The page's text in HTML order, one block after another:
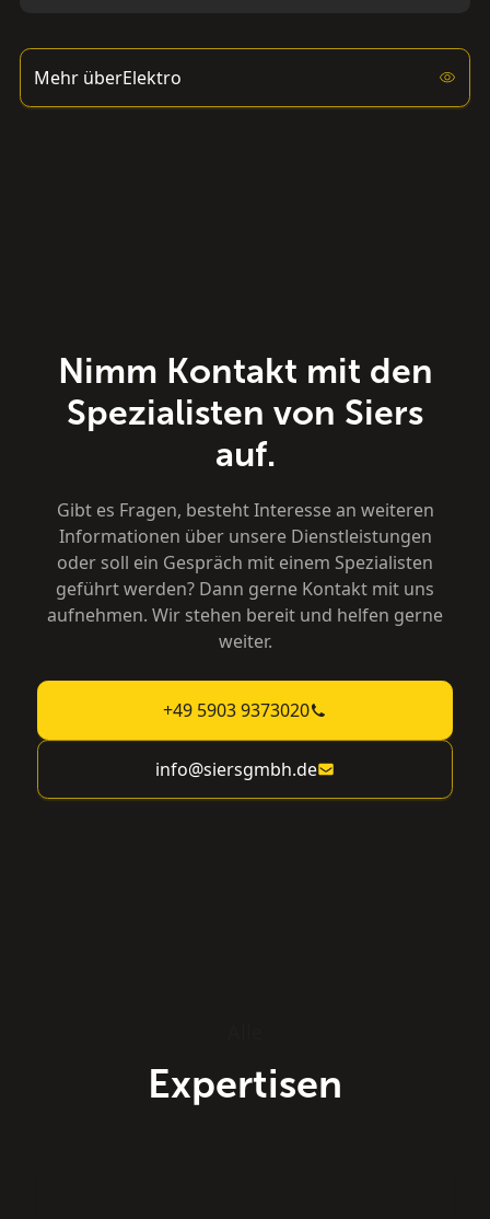
Mehr überElektro
Nimm Kontakt mit den
Spezialisten von Siers
auf.
Gibt es Fragen, besteht Interesse an weiteren
Informationen über unsere Dienstleistungen
oder soll ein Gespräch mit einem Spezialisten
geführt werden? Dann gerne Kontakt mit uns
aufnehmen. Wir stehen bereit und helfen gerne
weiter.
+49 5903 9373020
info@siersgmbh.de
Expertisen